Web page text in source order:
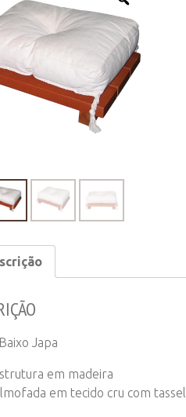
Japa
em madeira
em tecido cru com tassel